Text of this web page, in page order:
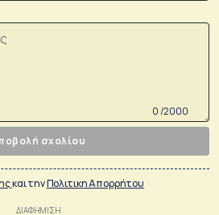
0 /2000
σχολίου
και τηνΠολιτικη Απορρήτου